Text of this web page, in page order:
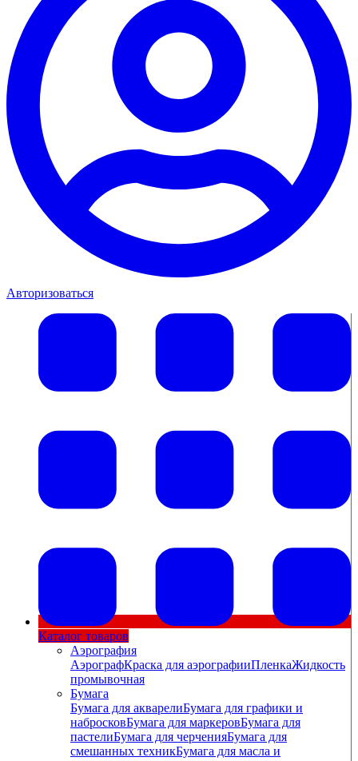
Авторизоваться
Каталог товаров
Аэрография
АэрографКраска для аэрографииПленкаЖидкость
промывочная
Бумага
Бумага для акварелиБумага для графики и
набросковБумага для маркеровБумага для
пастелиБумага для черченияБумага для
смешанных техникБумага для масла и